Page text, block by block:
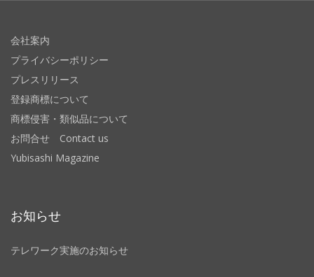
会社案内
プライバシーポリシー
プレスリリース
登録商標について
商標侵害・類似品について
お問合せ Contact us
Yubisashi Magazine
お知らせ
テレワーク実施のお知らせ